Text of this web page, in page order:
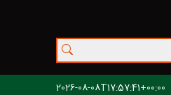
2026-08-08T17:57:41+00:00